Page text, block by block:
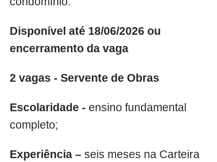
Disponível até 18/06/2026 ou
encerramento da vaga
2 vagas - Servente de Obras
Escolaridade - ensino fundamental
completo;
Experiência – seis meses na Carteira